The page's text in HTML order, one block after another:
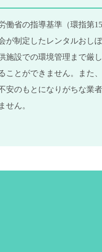
働省の指導基準（環指第
が制定したレンタルおし
施設での環境管理まで厳
ことができません。また
安のもとになりがちな業
せん。